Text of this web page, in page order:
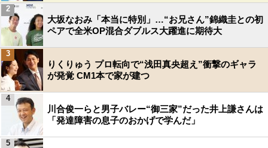
大坂なおみ「本当に特別」…“お兄さん”錦織圭との初
ペアで全米OP混合ダブルス大躍進に期待大
2
りくりゅう プロ転向で“浅田真央超え”衝撃のギャラ
が発覚 CM1本で家が建つ
3
川合俊一らと男子バレー“御三家”だった井上謙さんは
「発達障害の息子のおかげで学んだ」
4
5